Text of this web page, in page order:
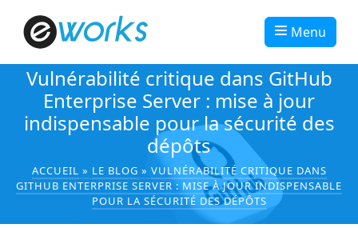
Menu
Vulnérabilité critique dans GitHub
Enterprise Server : mise à jour
indispensable pour la sécurité des
dépôts
ACCUEIL » LE BLOG » VULNÉRABILITÉ CRITIQUE DANS
GITHUB ENTERPRISE SERVER : MISE À JOUR INDISPENSABLE
POUR LA SÉCURITÉ DES DÉPÔTS